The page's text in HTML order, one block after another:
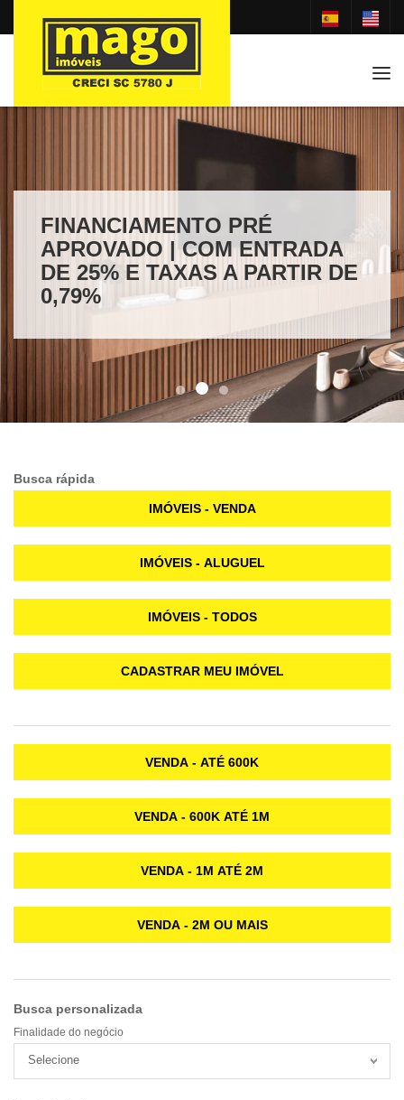
FINANCIAMENTO PRÉ
APROVADO | COM ENTRADA
DE 25% E TAXAS A PARTIR DE
0,79%
Busca rápida
IMÓVEIS - VENDA
IMÓVEIS - ALUGUEL
IMÓVEIS - TODOS
CADASTRAR MEU IMÓVEL
VENDA - ATÉ 600K
VENDA - 600K ATÉ 1M
VENDA - 1M ATÉ 2M
VENDA - 2M OU MAIS
Busca personalizada
Finalidade do negócio
Selecione